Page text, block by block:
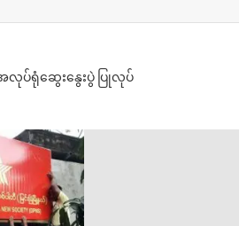
ပ်ရုံဆွေးနွေးပွဲ ပြုလုပ်